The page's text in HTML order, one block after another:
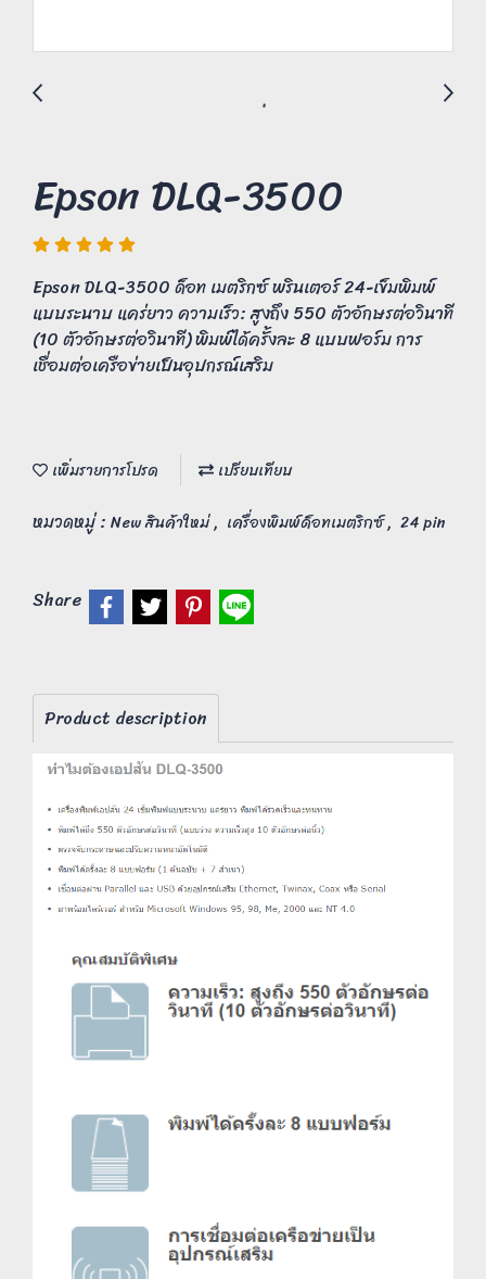
Epson DLQ-3500
Epson DLQ-3500 ด็อท เมตริกซ์ พรินเตอร์ 24-เข็มพิมพ์
แบบระนาบ แคร่ยาว ความเร็ว: สูงถึง 550 ตัวอักษรต่อวินาที
(10 ตัวอักษรต่อวินาที) พิมพ์ได้ครั้งละ 8 แบบฟอร์ม การ
เชื่อมต่อเครือข่ายเป็นอุปกรณ์เสริม
เพิ่มรายการโปรด เปรียบเทียบ
หมวดหมู่ : New สินค้าใหม่, เครื่องพิมพ์ด็อทเมตริกซ์, 24 pin
Share
Product description